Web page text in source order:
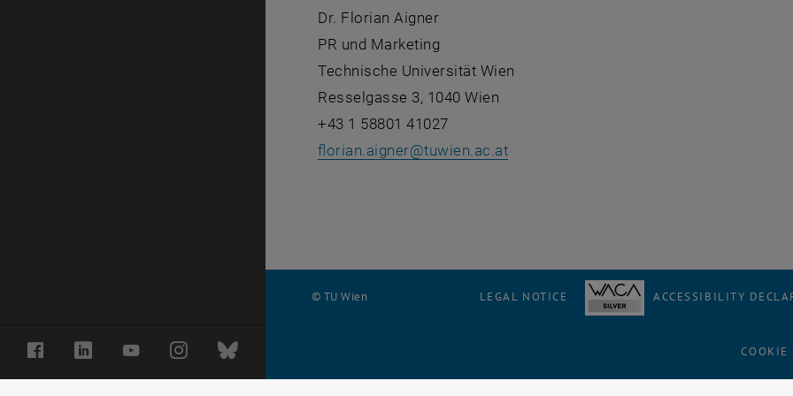
FacebookLinkedInYouTubeInstagramBluesky
Dr. Florian Aigner
PR und Marketing
Technische Universität Wien
Resselgasse 3, 1040 Wien
+43 1 58801 41027
florian.aigner@tuwien.ac.at
© TU Wien LEGAL NOTICE ACCESSIBILITY
COOKIE